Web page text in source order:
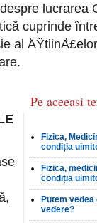
lucrarea
cuprinde
al
Pe aceeasi
Fizica,
condiția
Fizica,
condiția
Putem
vedere?